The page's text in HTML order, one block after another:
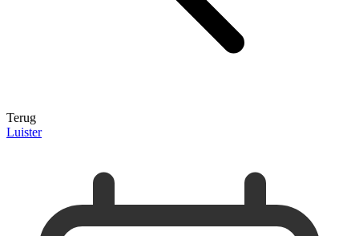
Terug
Luister